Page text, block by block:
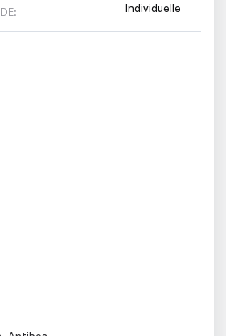
Individuelle